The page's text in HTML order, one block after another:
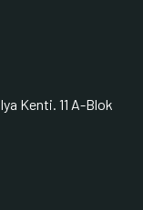
Kenti. 11 A-Blok